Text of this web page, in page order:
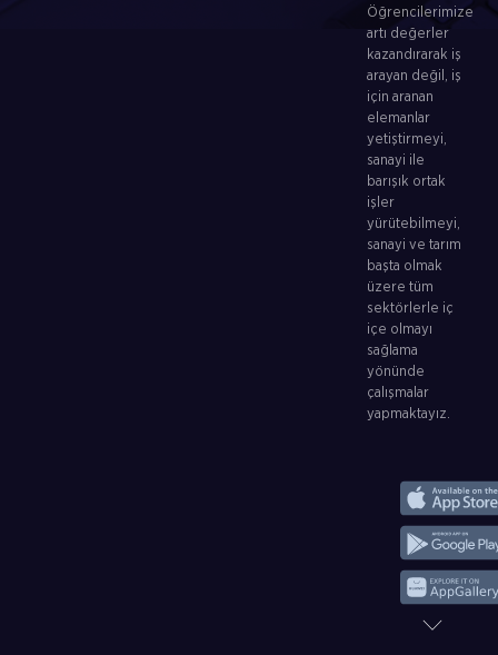
Öğrencilerimize
artı değerler
kazandırarak iş
arayan değil, iş
için aranan
elemanlar
yetiştirmeyi,
sanayi ile
barışık ortak
işler
yürütebilmeyi,
sanayi ve tarım
başta olmak
üzere tüm
sektörlerle iç
içe olmayı
sağlama
yönünde
çalışmalar
yapmaktayız.